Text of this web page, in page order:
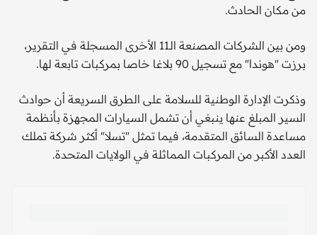
من مكان الحادث.
ومن بين الشركات المصنعة الـ11 الأخرى المسجلة في التقرير،
برزت "هوندا" مع تسجيل 90 بلاغا خاصا بمركبات تابعة لها.
وذكرت الإدارة الوطنية للسلامة على الطرق السريعة أن حوادث
السير المبلغ عنها ينبغي أن تشمل السيارات المجهزة بأنظمة
مساعدة السائق المتقدمة، فيما تمثل "تسلا" أكثر شركة تملك
العدد الأكبر من المركبات المماثلة في الولايات المتحدة.